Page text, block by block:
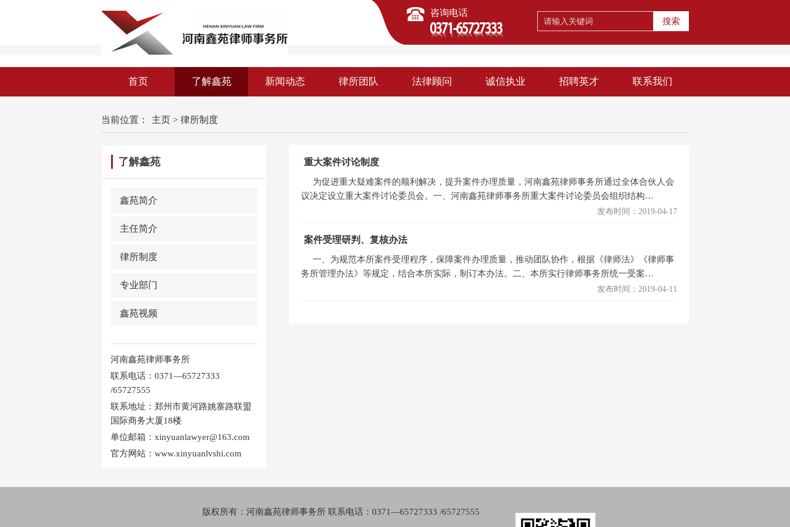
咨询电话
搜索
首页 了解鑫苑 新闻动态 律所团队 法律顾问 诚信执业 招聘英才 联系我们
当前位置： 主页 > 律所制度
了解鑫苑
鑫苑简介
主任简介
律所制度
专业部门
鑫苑视频
河南鑫苑律师事务所
联系电话：0371—65727333
/65727555
联系地址：郑州市黄河路姚寨路联盟
国际商务大厦18楼
单位邮箱：xinyuanlawyer@163.com
官方网站：www.xinyuanlvshi.com
重大案件讨论制度
为促进重大疑难案件的顺利解决，提升案件办理质量，河南鑫苑律师事务所通过全体合伙人会
议决定设立重大案件讨论委员会。一、河南鑫苑律师事务所重大案件讨论委员会组织结构…
发布时间：2019-04-17
案件受理研判、复核办法
一、为规范本所案件受理程序，保障案件办理质量，推动团队协作，根据《律师法》《律师事
务所管理办法》等规定，结合本所实际，制订本办法。二、本所实行律师事务所统一受案…
发布时间：2019-04-11
版权所有：河南鑫苑律师事务所 联系电话：0371—65727333 /65727555